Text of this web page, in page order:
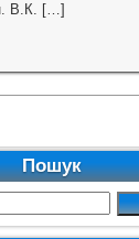
В.К. […]
Пошук